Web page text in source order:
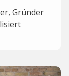
Gründer